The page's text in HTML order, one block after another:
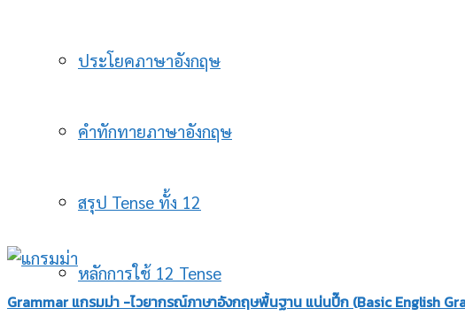
ประโยคภาษาอังกฤษ
คำทักทายภาษาอังกฤษ
สรุป Tense ทั้ง 12
หลักการใช้ 12 Tense
Grammar แกรมม่า -ไวยากรณ์ภาษาอังกฤษพื้นฐาน แน่นปึ๊ก (Basic English